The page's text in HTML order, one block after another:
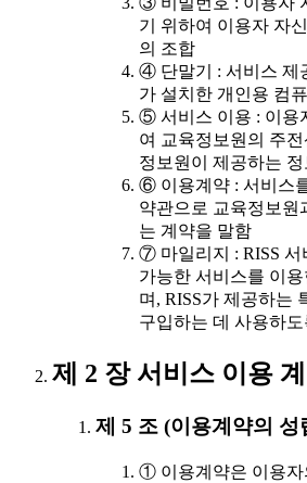
기 위하여 이용자 자
의 조합
④ 단말기 : 서비스 제
가 설치한 개인용 컴
⑤ 서비스 이용 : 이용
여 교육정보원의 주
정보원이 제공하는
⑥ 이용계약 : 서비스
약관으로 교육정보원
는 계약을 말함
⑦ 마일리지 : RISS 서
가능한 서비스를 이
며, RISS가 제공하는
구입하는 데 사용하
제 2 장 서비스 이용
제 5 조 (이용계약의 성
① 이용계약은 이용자